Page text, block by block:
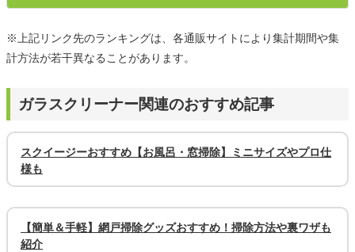
※上記リンク先のランキングは、各通販サイトにより集計期間や集
計方法が若干異なることがあります。
ガラスクリーナー関連のおすすめ記事
スクイージーおすすめ【お風呂・窓掃除】ミニサイズやプロ仕
様も
【簡単＆手軽】網戸掃除グッズおすすめ！掃除方法や裏ワザも
紹介